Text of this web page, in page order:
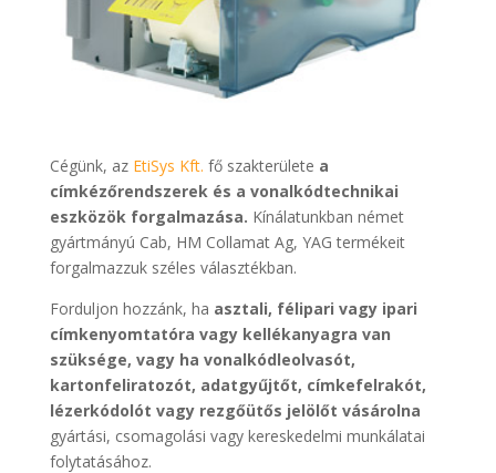
Cégünk, az EtiSys Kft. fő szakterülete a
címkézőrendszerek és a vonalkódtechnikai
eszközök forgalmazása. Kínálatunkban német
gyártmányú Cab, HM Collamat Ag, YAG termékeit
forgalmazzuk széles választékban.
Forduljon hozzánk, ha asztali, félipari vagy ipari
címkenyomtatóra vagy kellékanyagra van
szüksége, vagy ha vonalkódleolvasót,
kartonfeliratozót, adatgyűjtőt, címkefelrakót,
lézerkódolót vagy rezgőütős jelölőt vásárolna
gyártási, csomagolási vagy kereskedelmi munkálatai
folytatásához.